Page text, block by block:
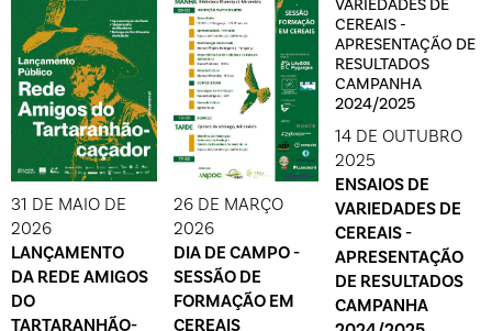
31 DE MAIO DE
2026
LANÇAMENTO
DA REDE AMIGOS
DO
TARTARANHÃO-
26 DE MARÇO
2026
DIA DE CAMPO -
SESSÃO DE
FORMAÇÃO EM
CEREAIS
14 DE OUTUBRO
2025
ENSAIOS DE
VARIEDADES DE
CEREAIS -
APRESENTAÇÃO
DE RESULTADOS
CAMPANHA